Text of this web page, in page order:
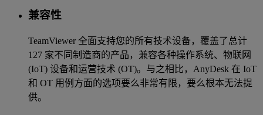
兼容性
TeamViewer 全面支持您的所有技术设备，覆盖了总计
127 家不同制造商的产品，兼容各种操作系统、物联网
(IoT) 设备和运营技术 (OT)。与之相比，AnyDesk 在 IoT
和 OT 用例方面的选项要么非常有限，要么根本无法提
供。